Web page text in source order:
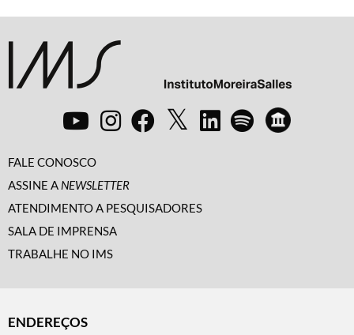
FALE CONOSCO
ASSINE A NEWSLETTER
ATENDIMENTO A PESQUISADORES
SALA DE IMPRENSA
TRABALHE NO IMS
ENDEREÇOS